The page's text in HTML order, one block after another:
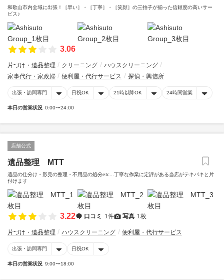
和歌山市内全域に出張！［早い］・［丁寧］・［笑顔］の三拍子が揃った信頼度の高いサー
ビス♪
3.06
片づけ・遺品整理 クリーニング
ハウスクリーニング
家事代行・家政婦
便利屋・代行サービス 探偵・興信所
出張・訪問専門 日祝OK 21時以降OK 24時間営業
本日の営業状況 0:00〜24:00
店舗公式
遺品整理 MTT
遺品の仕分け・形見の整理・不用品の処分etc...丁寧な作業に定評がある当店がテキパキと片
付けます
3.22 口コミ 1件 写真 1枚
片づけ・遺品整理 ハウスクリーニング 便利屋・代行サービス
出張・訪問専門 日祝OK
本日の営業状況 9:00〜18:00